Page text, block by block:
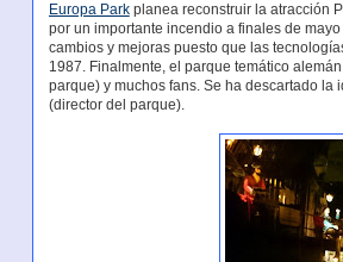
Europa Parkplanea reconstruir la atracción
por un importante incendio a finales de
cambios y mejoras puesto que las
1987. Finalmente, el parque temático
parque) y muchos fans. Se ha descartado
(director del parque).